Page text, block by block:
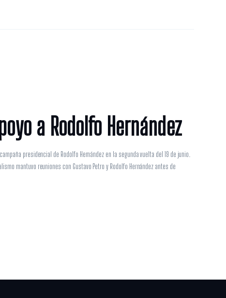
a Rodolfo Hernández
presidencial de Rodolfo Hernández en la segunda vuelta del 19 de junio.
mantuvo reuniones con Gustavo Petro y Rodolfo Hernández antes de